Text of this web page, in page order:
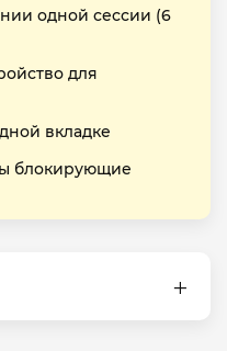
одной сессии (6
для
вкладке
блокирующие